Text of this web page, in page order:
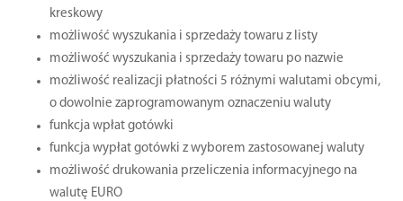
kreskowy
możliwość wyszukania i sprzedaży towaru z listy
możliwość wyszukania i sprzedaży towaru po nazwie
możliwość realizacji płatności 5 różnymi walutami obcymi,
o dowolnie zaprogramowanym oznaczeniu waluty
funkcja wpłat gotówki
funkcja wypłat gotówki z wyborem zastosowanej waluty
możliwość drukowania przeliczenia informacyjnego na
walutę EURO